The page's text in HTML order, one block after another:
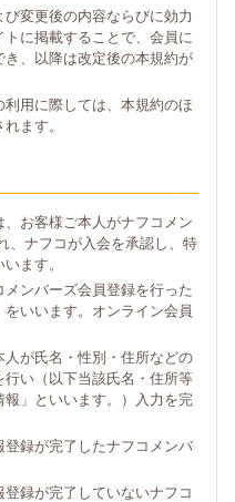
変更後の内容ならびに効力
に掲載することで、会員に
、以降は改定後の本規約が
用に際しては、本規約のほ
ます。
、お客様ご本人がナフコメン
、ナフコが入会を承認し、特
ます。
メンバーズ会員登録を行った
いいます。オンライン会員
人が氏名・性別・住所などの
い（以下当該氏名・住所等
」といいます。）入力を完
登録が完了したナフコメンバ
登録が完了していないナフコ